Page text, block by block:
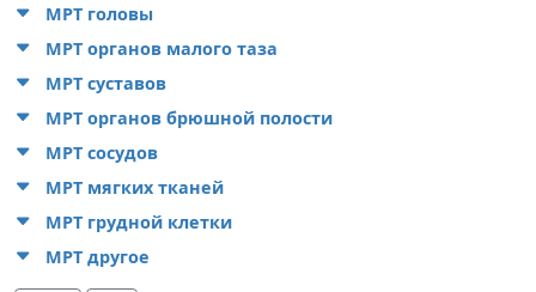
МРТ головы
МРТ органов малого таза
МРТ суставов
МРТ органов брюшной полости
МРТ сосудов
МРТ мягких тканей
МРТ грудной клетки
МРТ другое